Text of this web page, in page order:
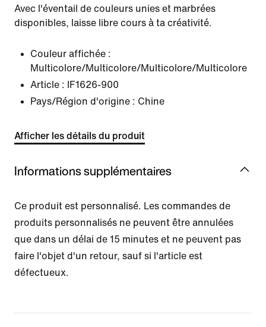
Avec l'éventail de couleurs unies et marbrées
disponibles, laisse libre cours à ta créativité.
Couleur affichée :
Multicolore/Multicolore/Multicolore/Multicolore
Article :
IF1626-900
Pays/Région d'origine : Chine
Afficher les détails du produit
Informations supplémentaires
Ce produit est personnalisé. Les commandes de
produits personnalisés ne peuvent être annulées
que dans un délai de 15 minutes et ne peuvent pas
faire l'objet d'un retour, sauf si l'article est
défectueux.